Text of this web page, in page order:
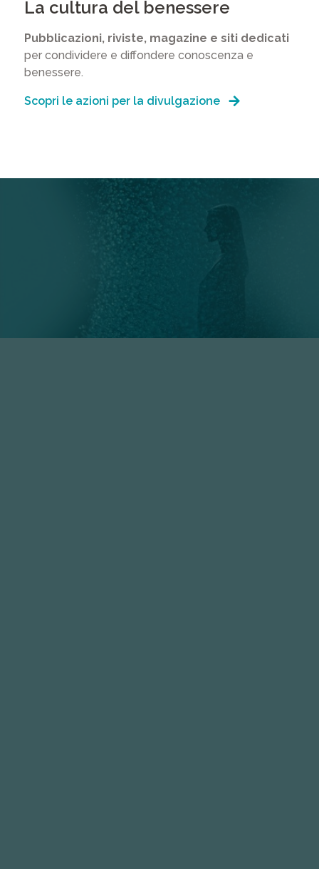
La cultura del benessere
Pubblicazioni, riviste, magazine e siti dedicati
per condividere e diffondere conoscenza e
benessere.
Scopri le azioni per la divulgazione